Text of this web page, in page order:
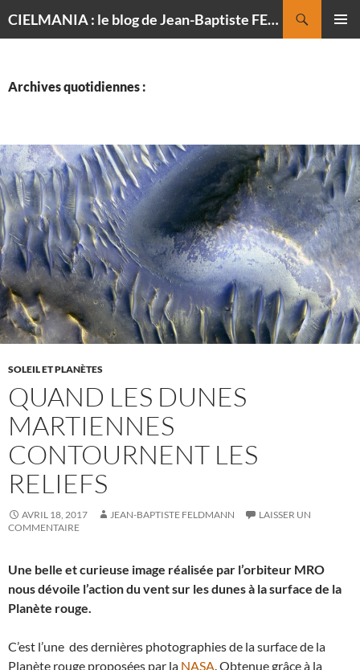
CIELMANIA : le blog de Jean-Baptiste FELDMANN, photographe du ciel
Archives quotidiennes :
SOLEIL ET PLANÈTES
QUAND LES DUNES
MARTIENNES
CONTOURNENT LES
RELIEFS
AVRIL 18, 2017 JEAN-BAPTISTE FELDMANN
LAISSER UN
COMMENTAIRE
Une belle et curieuse image réalisée par l’orbiteur MRO
nous dévoile l’action du vent sur les dunes à la surface de la
Planète rouge.
C’est l’une des dernières photographies de la surface de la
Planète rouge proposées par la NASA. Obtenue grâce à la